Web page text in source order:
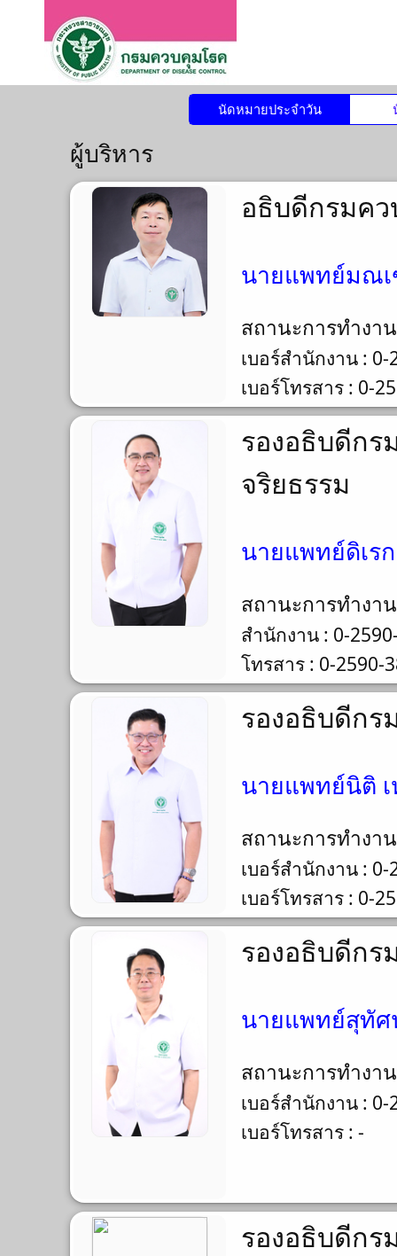
นัดหมายประจำวัน
ผู้บริหาร
อธิบดีกรมค
นายแพทย์มณ
สถานะการทำงา
เบอร์สำนักงาน :
เบอร์โทรสาร : 0-
รองอธิบดีก
จริยธรรม
นายแพทย์ดิเร
สถานะการทำงา
สำนักงาน : 0-
โทรสาร : 0-2590-
รองอธิบดีกร
นายแพทย์นิติ
สถานะการทำงา
เบอร์สำนักงาน :
เบอร์โทรสาร : 0-
รองอธิบดีกร
นายแพทย์สุทั
สถานะการทำงา
เบอร์สำนักงาน :
เบอร์โทรสาร : -
รองอธิบดีกร